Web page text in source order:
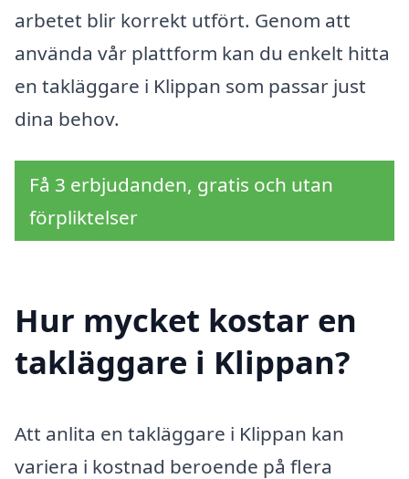
arbetet blir korrekt utfört. Genom att
använda vår plattform kan du enkelt hitta
en takläggare i Klippan som passar just
dina behov.
Få 3 erbjudanden, gratis och utan
förpliktelser
Hur mycket kostar en
takläggare i Klippan?
Att anlita en takläggare i Klippan kan
variera i kostnad beroende på flera